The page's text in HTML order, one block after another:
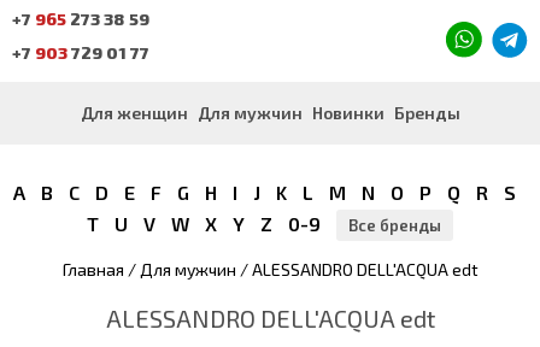
+7 965 273 38 59
+7 903729 01 77
Для женщин Для мужчин Новинки Бренды
A B C D E F G H I J K L M N O P Q R
S
T
U V W X Y Z 0-9 Все бренды
Главная / Для мужчин / ALESSANDRO DELL'ACQUA edt
ALESSANDRO DELL'ACQUA edt